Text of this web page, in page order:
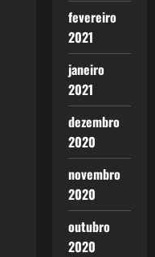
fevereiro
2021
janeiro
2021
dezembro
2020
novembro
2020
outubro
2020